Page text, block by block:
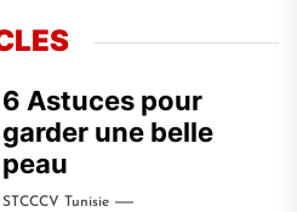
6 Astuces pour
garder une belle
peau
STCCCV Tunisie